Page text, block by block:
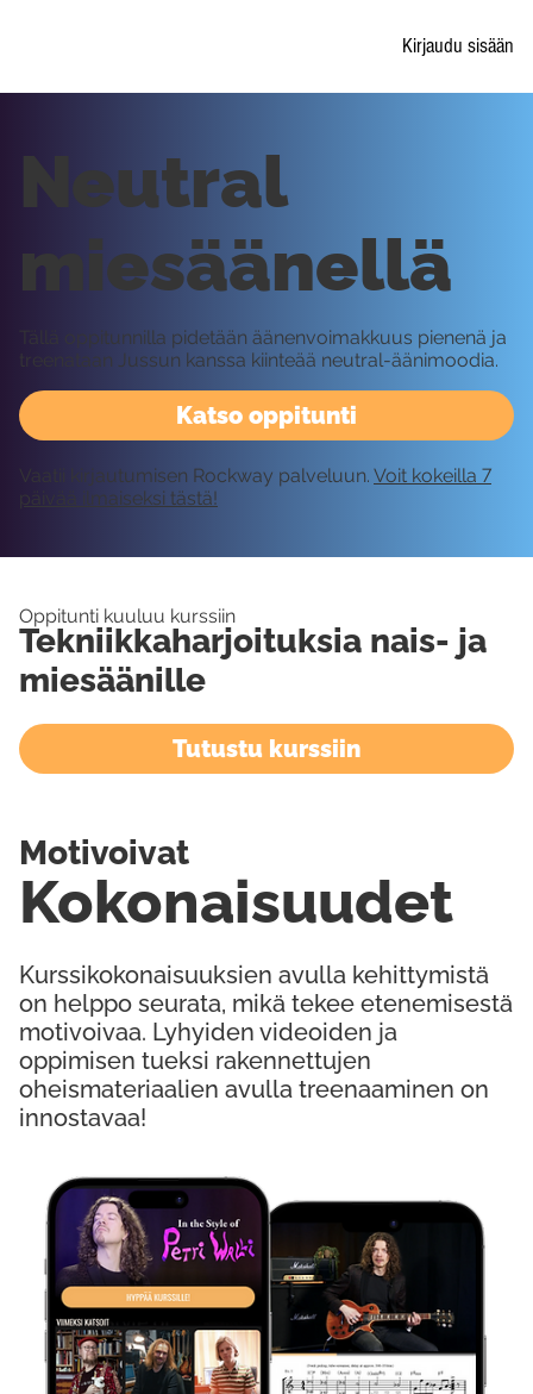
Kirjaudu sisään
Kokeile Ilmaiseksi
Katso oppitunti
Neutral
miesäänellä
Tällä oppitunnilla pidetään äänenvoimakkuus pienenä ja
treenataan Jussun kanssa kiinteää neutral-äänimoodia.
Vaatii kirjautumisen Rockway palveluun. Voit kokeilla 7
päivää ilmaiseksi tästä!
Oppitunti kuuluu kurssiin
Tekniikkaharjoituksia nais- ja
miesäänille
Tutustu kurssiin
Kurssikokonaisuuksien avulla kehittymistä
on helppo seurata, mikä tekee etenemisestä
motivoivaa. Lyhyiden videoiden ja
oppimisen tueksi rakennettujen
oheismateriaalien avulla treenaaminen on
innostavaa!
Kokonaisuudet
Motivoivat